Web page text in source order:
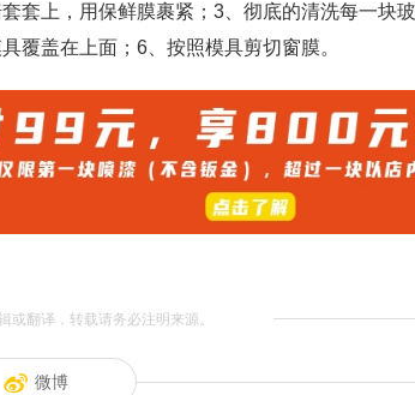
套上，用保鲜膜裹紧；3、彻底的清洗每一块玻
覆盖在上面；6、按照模具剪切窗膜。
或翻译，转载请务必注明来源。
微博